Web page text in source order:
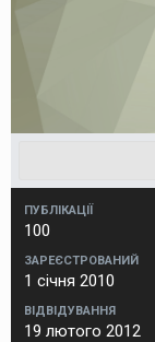
ПУБЛІКАЦІЇ
100
ЗАРЕЄСТРОВАНИЙ
1 січня 2010
ВІДВІДУВАННЯ
19 лютого 2012